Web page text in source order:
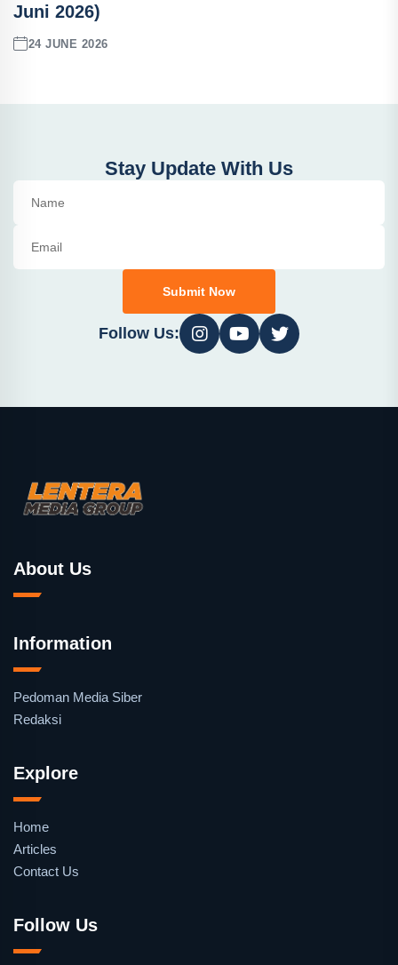
Juni 2026)
24 JUNE 2026
Stay Update With Us
Submit Now
Follow Us:
About Us
Information
Pedoman Media Siber
Redaksi
Explore
Home
Articles
Contact Us
Follow Us